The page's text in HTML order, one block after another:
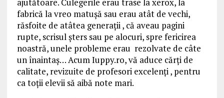
ajutătoare. Culegerile erau trase la xerox, la
fabrică la vreo matuşă sau erau atât de vechi,
răsfoite de atâtea generaţii , că aveau pagini
rupte, scrisul şters sau pe alocuri, spre fericirea
noastră, unele probleme erau rezolvate de câte
un înaintaş… Acum Iuppy.ro, vă aduce cărţi de
calitate, revizuite de profesori excelenţi , pentru
ca toţii elevii să aibă note mari.